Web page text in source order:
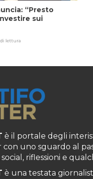
“Presto
sui
lettura
è il portale degli
con uno sguardo al
social, riflessioni e
è una testata